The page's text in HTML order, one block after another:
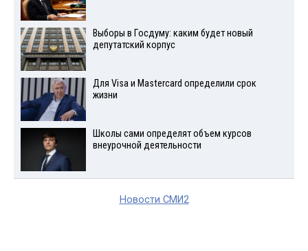
Выборы в Госдуму: каким будет новый
депутатский корпус
Для Visа и Mastercard определили срок
жизни
Школы сами определят объем курсов
внеурочной деятельности
Новости СМИ2